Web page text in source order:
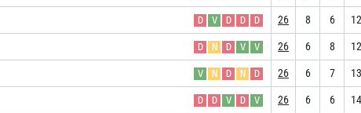
D V D D D 26 8 6 12
D N D V V 26 6 8 12
V N D N D 26 6 7 13
D D V D V 26 6 6 14